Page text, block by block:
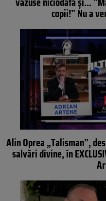
copii!” Nu a
Alin Oprea „Talisman”,
salvări divine, în